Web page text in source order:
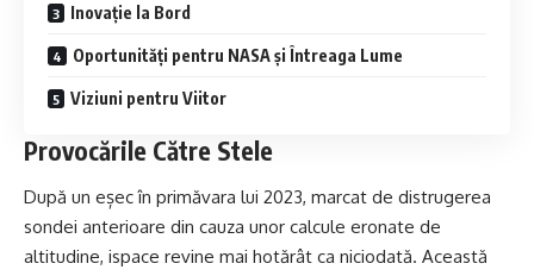
Inovație la Bord
Oportunități pentru NASA și Întreaga Lume
Viziuni pentru Viitor
Provocările Către Stele
După un eșec în primăvara lui 2023, marcat de distrugerea
sondei anterioare din cauza unor calcule eronate de
altitudine, ispace revine mai hotărât ca niciodată. Această